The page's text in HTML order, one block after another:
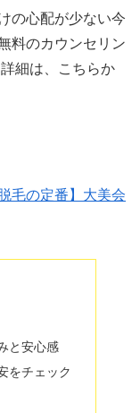
の心配が少ない今
料のカウンセリン
細は、こちらか
毛の定番】大美会
と安心感
をチェック